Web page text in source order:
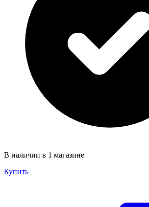
В наличии в 1 магазине
Купить